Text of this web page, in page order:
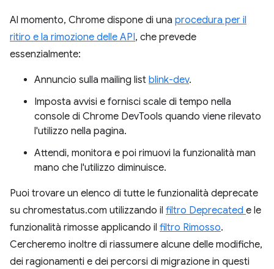
Al momento, Chrome dispone di una procedura per il
ritiro e la rimozione delle API, che prevede
essenzialmente:
Annuncio sulla mailing list blink-dev.
Imposta avvisi e fornisci scale di tempo nella
console di Chrome DevTools quando viene rilevato
l'utilizzo nella pagina.
Attendi, monitora e poi rimuovi la funzionalità man
mano che l'utilizzo diminuisce.
Puoi trovare un elenco di tutte le funzionalità deprecate
su chromestatus.com utilizzando il filtro Deprecated e le
funzionalità rimosse applicando il filtro Rimosso.
Cercheremo inoltre di riassumere alcune delle modifiche,
dei ragionamenti e dei percorsi di migrazione in questi